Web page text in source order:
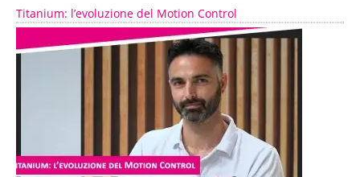
Titanium: l’evoluzione del Motion Control